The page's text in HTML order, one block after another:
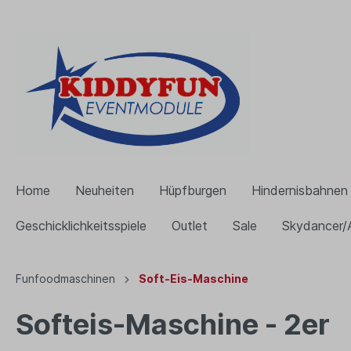
Home Neuheiten Hüpfburgen Hindernisbahnen
Geschicklichkeitsspiele Outlet Sale Skydancer/
Zur Kategorie Hüpfburgen
Hüpfburg mit Rutsche
Zur Kategorie Hindernisbahnen
Modulare Hindernisbahn
Zur Kategorie Gebläse
Huawei Gebläse
Zur Kategorie Funfoodmaschinen
Popcornmaschine Slush-
Zur Kategorie Geschicklichkeitsspiele
Glücksräder Heißer
Funfoodmaschinen Soft-Eis-Maschine
Softeis-Maschine - 2er